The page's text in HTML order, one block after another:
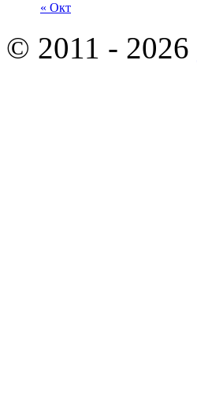
« Окт
© 2011 - 2026